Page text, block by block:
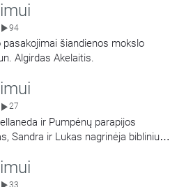
94
pasakojimai šiandienos mokslo
Algirdas Akelaitis.
27
ir Pumpėnų parapijos
Sandra ir Lukas nagrinėja biblinius
33